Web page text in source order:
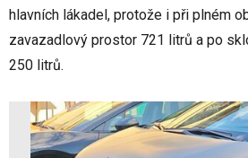
hlavních lákadel, protože i při plném
zavazadlový prostor 721 litrů a po
250 litrů.